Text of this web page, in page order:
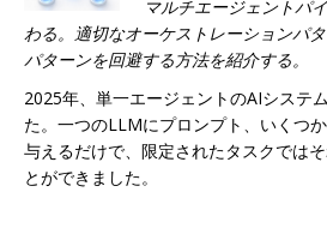
マルチエージェントパ
わる。適切なオーケストレーションパ
パターンを回避する方法を紹介する。
2025年、単一エージェントのAIシステ
た。一つのLLMにプロンプト、いくつ
与えるだけで、限定されたタスクでは
とができました。